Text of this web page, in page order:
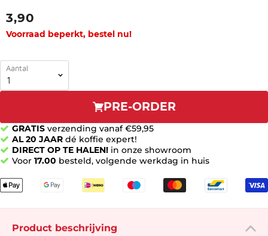
3,90
Voorraad beperkt, bestel nu!
Aantal
PRE-ORDER
GRATIS verzending vanaf €59,95
AL 20 JAAR dé koffie expert!
DIRECT OP TE HALEN! in onze showroom
Voor 17.00 besteld, volgende werkdag in huis
Product beschrijving